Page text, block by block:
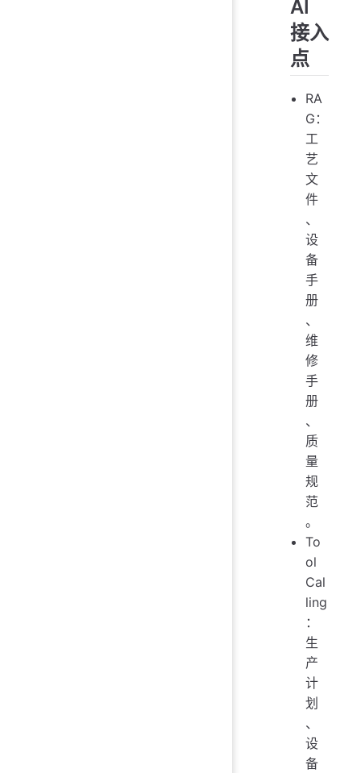
AI
接入
点
RA
G：
工
艺
文
件
、
设
备
手
册
、
维
修
手
册
、
质
量
规
范
。
To
ol
Cal
ling
：
生
产
计
划
、
设
备